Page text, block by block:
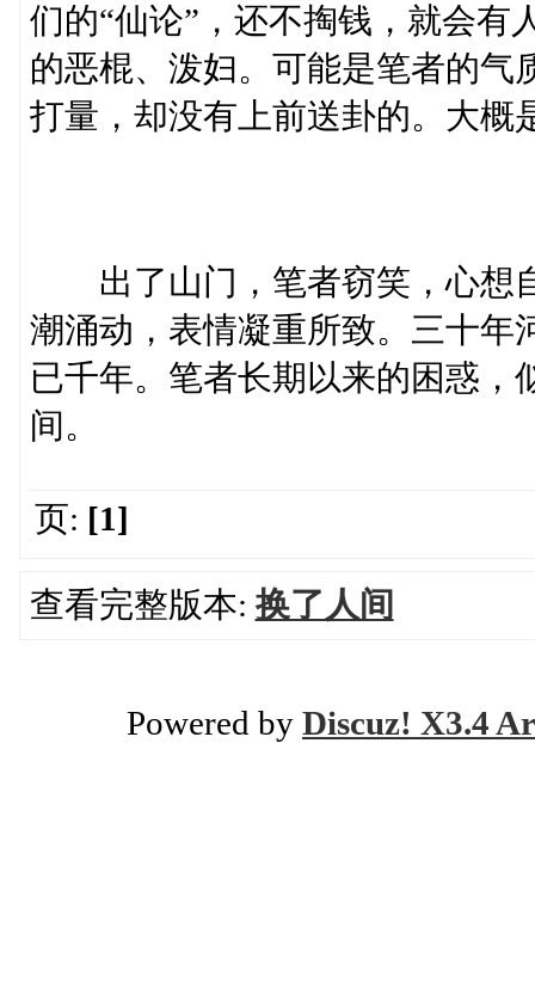
们的“仙论”，还不掏钱，就会有
的恶棍、泼妇。可能是笔者的气
打量，却没有上前送卦的。大概
出了山门，笔者窃笑，心想
潮涌动，表情凝重所致。三十年
已千年。笔者长期以来的困惑，
间。
页: [1]
查看完整版本:换了人间
Powered by Discuz! X3.4